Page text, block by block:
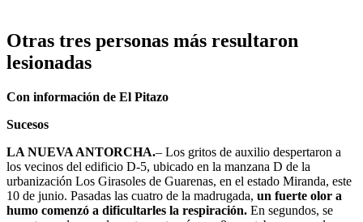
Otras tres personas más resultaron
lesionadas
Con información de El Pitazo
Sucesos
LA NUEVA ANTORCHA.– Los gritos de auxilio despertaron a
los vecinos del edificio D-5, ubicado en la manzana D de la
urbanización Los Girasoles de Guarenas, en el estado Miranda, este
10 de junio. Pasadas las cuatro de la madrugada, un fuerte olor a
humo comenzó a dificultarles la respiración. En segundos, se